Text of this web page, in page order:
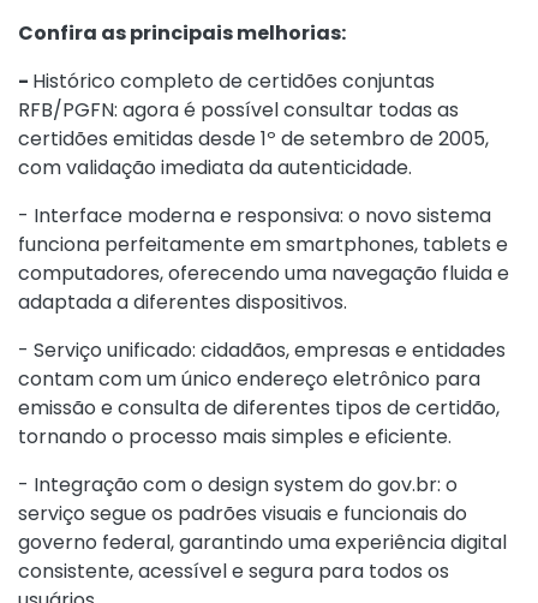
Confira as principais melhorias:
- Histórico completo de certidões conjuntas
RFB/PGFN: agora é possível consultar todas as
certidões emitidas desde 1º de setembro de 2005,
com validação imediata da autenticidade.
- Interface moderna e responsiva: o novo sistema
funciona perfeitamente em smartphones, tablets e
computadores, oferecendo uma navegação fluida e
adaptada a diferentes dispositivos.
- Serviço unificado: cidadãos, empresas e entidades
contam com um único endereço eletrônico para
emissão e consulta de diferentes tipos de certidão,
tornando o processo mais simples e eficiente.
- Integração com o design system do gov.br: o
serviço segue os padrões visuais e funcionais do
governo federal, garantindo uma experiência digital
consistente, acessível e segura para todos os